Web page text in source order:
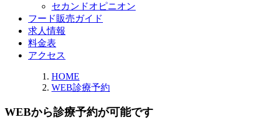
セカンドオピニオン
フード販売ガイド
求人情報
料金表
アクセス
HOME
WEB診療予約
WEBから診療予約が可能です